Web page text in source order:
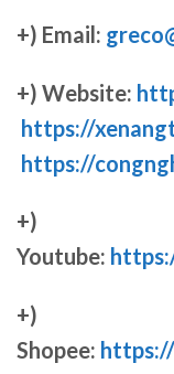
+) Email:
+) Website:
https://
https://
+)
Youtube:
+)
Shopee: